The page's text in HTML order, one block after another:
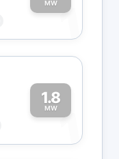
MW1
1.8
MW1